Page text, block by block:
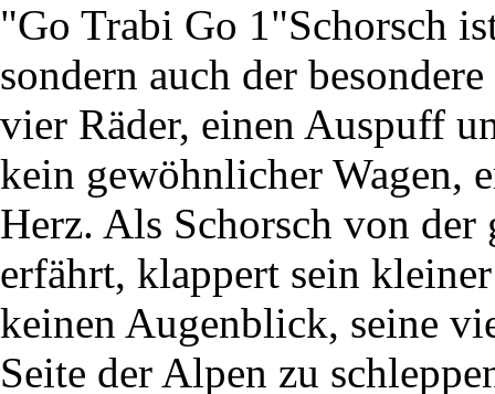
"Go Trabi Go 1"Schorsch
sondern auch der
vier Räder, einen Auspuff
kein gewöhnlicher Wagen,
Herz. Als Schorsch von der
erfährt, klappert sein
keinen Augenblick, seine
Seite der Alpen zu